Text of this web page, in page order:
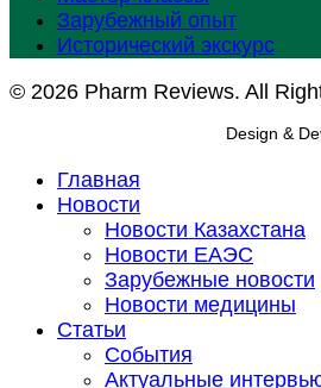
Зарубежный опыт
Исторический экскурс
© 2026 Pharm Reviews. All
Design &
Главная
Новости
Новости Казахстана
Новости ЕАЭС
Зарубежные новости
Новости медицины
Статьи
События
Актуальные